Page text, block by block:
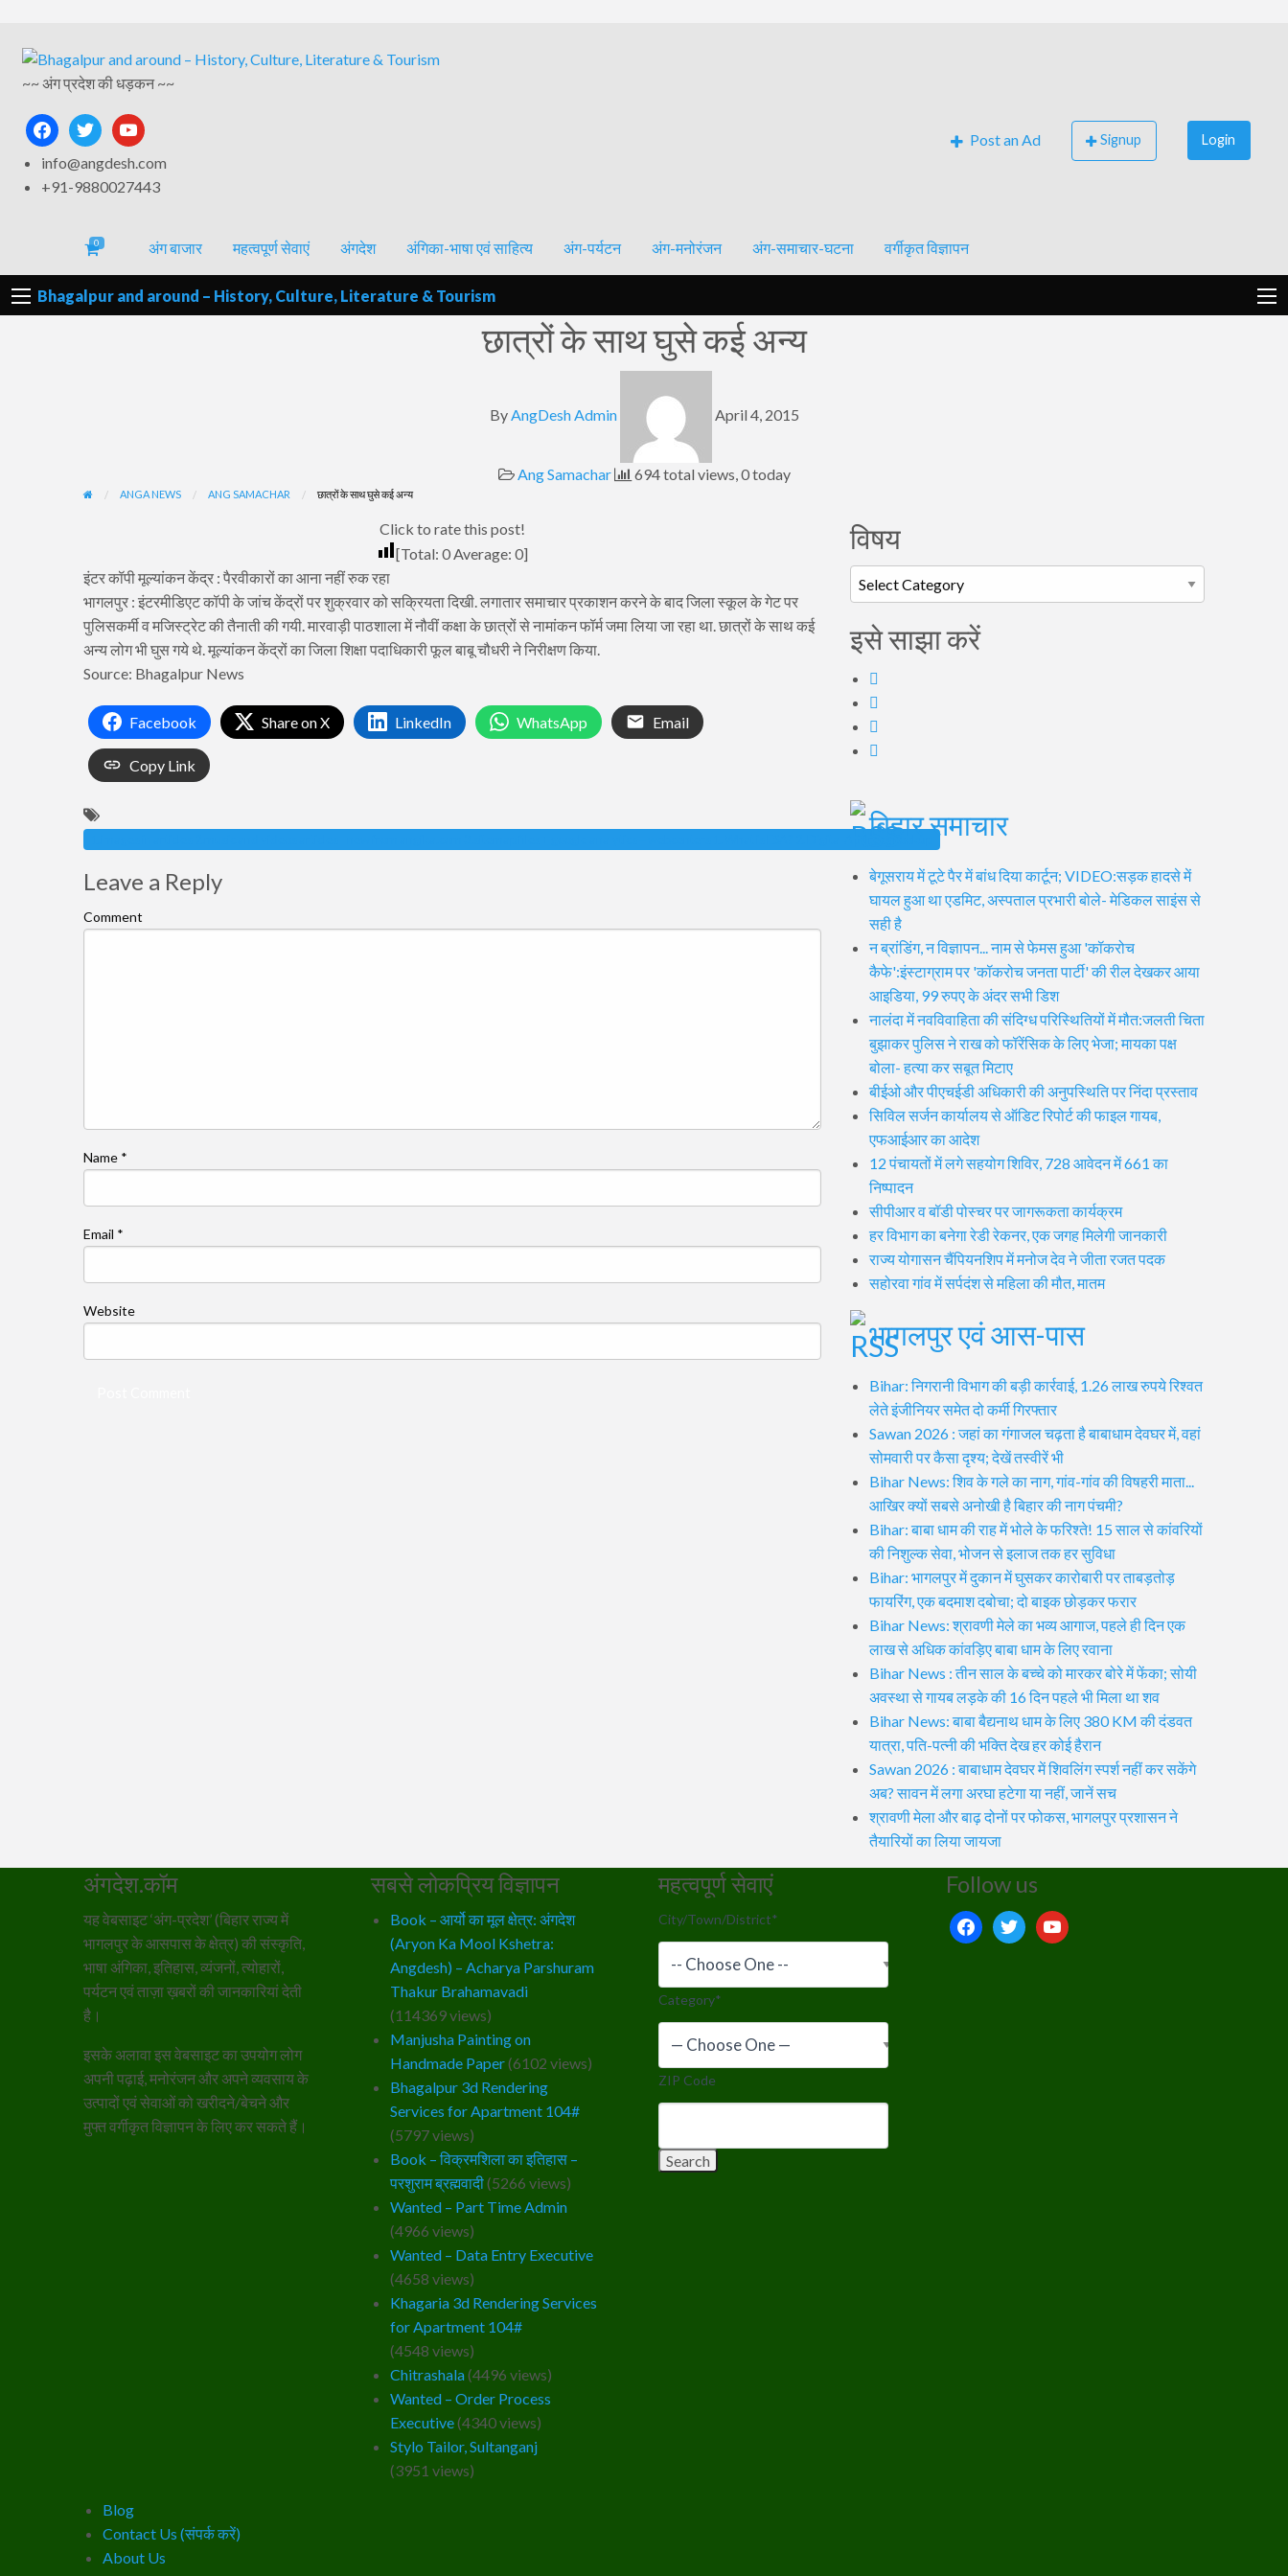
अंगिका-
भाषा एवं
अंग-
पर्यटन
मनोरंजन
अंग-
~~ अंग प्रदेश की धड़कन ~~
facebooktwitteryoutube
info@angdesh.com
+91-9880027443
Post an Ad Signup Login
0 अंग बाजार महत्वपूर्ण सेवाएं अंगदेश अंगिका-भाषा एवं साहित्य अंग-पर्यटन अंग-मनोरंजन अंग-समाचार-घटना वर्गीकृत विज्ञापन
Bhagalpur and around – History, Culture, Literature & Tourism
छात्रों के साथ घुसे कई अन्य
ByAngDesh Admin April 4, 2015
Ang Samachar 694 total views, 0 today
ANGA NEWS ANG SAMACHAR छात्रों के साथ घुसे कई अन्य
Click to rate this post!
[Total: 0Average: 0]
इंटर कॉपी मूल्यांकन केंद्र : पैरवीकारों का आना नहीं रुक रहा
भागलपुर : इंटरमीडिएट कॉपी के जांच केंद्रों पर शुक्रवार को सक्रियता दिखी. लगातार समाचार प्रकाशन करने के बाद जिला स्कूल के गेट पर
पुलिसकर्मी व मजिस्ट्रेट की तैनाती की गयी. मारवाड़ी पाठशाला में नौवीं कक्षा के छात्रों से नामांकन फॉर्म जमा लिया जा रहा था. छात्रों के साथ कई
अन्य लोग भी घुस गये थे. मूल्यांकन केंद्रों का जिला शिक्षा पदाधिकारी फूल बाबू चौधरी ने निरीक्षण किया.
Source: Bhagalpur News
Facebook Share on X LinkedIn WhatsApp Email
Copy Link
Leave a Reply
Comment
Name *
Email *
Website
विषय
विषय
इसे साझा करें
बिहार समाचार
बेगूसराय में टूटे पैर में बांध दिया कार्टून; VIDEO:सड़क हादसे में
घायल हुआ था एडमिट, अस्पताल प्रभारी बोले- मेडिकल साइंस से
सही है
न ब्रांडिंग, न विज्ञापन... नाम से फेमस हुआ 'कॉकरोच
कैफे':इंस्टाग्राम पर 'कॉकरोच जनता पार्टी' की रील देखकर आया
आइडिया, 99 रुपए के अंदर सभी डिश
नालंदा में नवविवाहिता की संदिग्ध परिस्थितियों में मौत:जलती चिता
बुझाकर पुलिस ने राख को फॉरेंसिक के लिए भेजा; मायका पक्ष
बोला- हत्या कर सबूत मिटाए
बीईओ और पीएचईडी अधिकारी की अनुपस्थिति पर निंदा प्रस्ताव
सिविल सर्जन कार्यालय से ऑडिट रिपोर्ट की फाइल गायब,
एफआईआर का आदेश
12 पंचायतों में लगे सहयोग शिविर, 728 आवेदन में 661 का
निष्पादन
सीपीआर व बॉडी पोस्चर पर जागरूकता कार्यक्रम
हर विभाग का बनेगा रेडी रेकनर, एक जगह मिलेगी जानकारी
राज्य योगासन चैंपियनशिप में मनोज देव ने जीता रजत पदक
सहोरवा गांव में सर्पदंश से महिला की मौत, मातम
भागलपुर एवं आस-पास
Bihar: निगरानी विभाग की बड़ी कार्रवाई, 1.26 लाख रुपये रिश्वत
लेते इंजीनियर समेत दो कर्मी गिरफ्तार
Sawan 2026 : जहां का गंगाजल चढ़ता है बाबाधाम देवघर में, वहां
सोमवारी पर कैसा दृश्य; देखें तस्वीरें भी
Bihar News: शिव के गले का नाग, गांव-गांव की विषहरी माता...
आखिर क्यों सबसे अनोखी है बिहार की नाग पंचमी?
Bihar: बाबा धाम की राह में भोले के फरिश्ते! 15 साल से कांवरियों
की निशुल्क सेवा, भोजन से इलाज तक हर सुविधा
Bihar: भागलपुर में दुकान में घुसकर कारोबारी पर ताबड़तोड़
फायरिंग, एक बदमाश दबोचा; दो बाइक छोड़कर फरार
Bihar News: श्रावणी मेले का भव्य आगाज, पहले ही दिन एक
लाख से अधिक कांवड़िए बाबा धाम के लिए रवाना
Bihar News : तीन साल के बच्चे को मारकर बोरे में फेंका; सोयी
अवस्था से गायब लड़के की 16 दिन पहले भी मिला था शव
Bihar News: बाबा बैद्यनाथ धाम के लिए 380 KM की दंडवत
यात्रा, पति-पत्नी की भक्ति देख हर कोई हैरान
Sawan 2026 : बाबाधाम देवघर में शिवलिंग स्पर्श नहीं कर सकेंगे
अब? सावन में लगा अरघा हटेगा या नहीं, जानें सच
श्रावणी मेला और बाढ़ दोनों पर फोकस, भागलपुर प्रशासन ने
तैयारियों का लिया जायजा
अंगदेश.कॉम
यह वेबसाइट ‘अंग-प्रदेश’ (बिहार राज्य में
भागलपुर के आसपास के क्षेत्र) की संस्कृति,
भाषा अंगिका, इतिहास, व्यंजनों, त्योहारों,
पर्यटन एवं ताज़ा ख़बरों की जानकारियां देती
है।
इसके अलावा इस वेबसाइट का उपयोग लोग
अपनी पढ़ाई, मनोरंजन और अपने व्यवसाय के
उत्पादों एवं सेवाओं को खरीदने/बेचने और
मुफ्त वर्गीकृत विज्ञापन के लिए कर सकते हैं।
सबसे लोकप्रिय विज्ञापन
Book – आर्यो का मूल क्षेत्र: अंगदेश
(Aryon Ka Mool Kshetra:
Angdesh) – Acharya Parshuram
Thakur Brahamavadi
(114369 views)
Manjusha Painting on
Handmade Paper(6102 views)
Bhagalpur 3d Rendering
Services for Apartment 104#
(5797 views)
Book – विक्रमशिला का इतिहास –
परशुराम ब्रह्मवादी(5266 views)
Wanted – Part Time Admin
(4966 views)
Wanted – Data Entry Executive
(4658 views)
Khagaria 3d Rendering Services
for Apartment 104#
(4548 views)
Chitrashala(4496 views)
Wanted – Order Process
Executive(4340 views)
Stylo Tailor, Sultanganj
(3951 views)
महत्वपूर्ण सेवाएं
City/Town/District*
Category*
ZIP Code
Follow us
facebooktwitteryoutube
Blog
Contact Us (संपर्क करें)
About Us